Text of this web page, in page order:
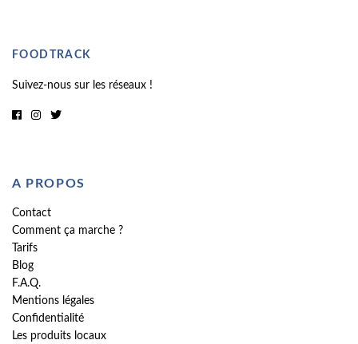
FOODTRACK
Suivez-nous sur les réseaux !
A PROPOS
Contact
Comment ça marche ?
Tarifs
Blog
F.A.Q.
Mentions légales
Confidentialité
Les produits locaux